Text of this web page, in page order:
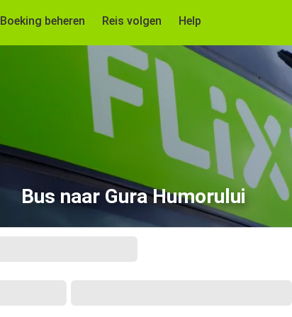
Boeking beheren Reis volgen Help
Bus naar Gura Humorului